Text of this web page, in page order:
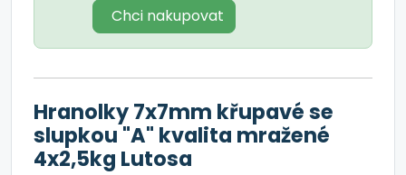
Chci nakupovat
Hranolky 7x7mm křupavé se
slupkou "A" kvalita mražené
4x2,5kg Lutosa